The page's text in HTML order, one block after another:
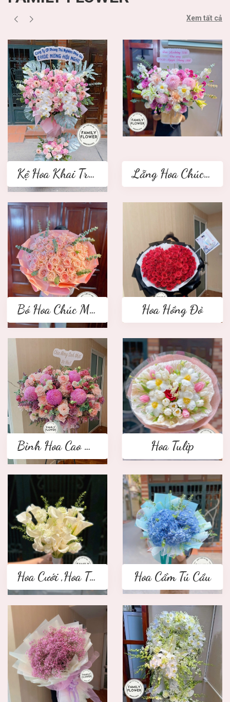
Xem tất cả
Kệ Hoa Khai Trương 2 tầng Lẵng Hoa Chúc Mừng
Bó Hoa Chúc Mừng Hoa Hồng Đỏ
Bình Hoa Cao Cấp Hoa Tulip
Hoa Cưới ,Hoa Tay Cầm Cô Dâu Hoa Cẩm Tú Cầu